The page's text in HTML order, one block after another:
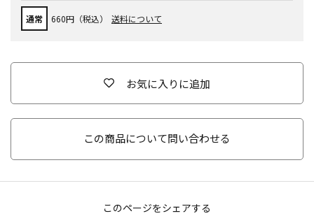
通常 660円（税込） 送料について
お気に入りに追加
この商品について問い合わせる
このページをシェアする